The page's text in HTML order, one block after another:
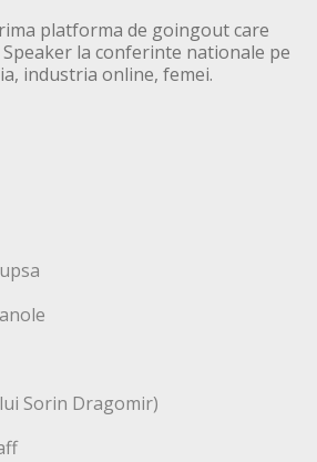
platforma de goingout care
la conferinte nationale pe
industria online, femei.
Sorin Dragomir)